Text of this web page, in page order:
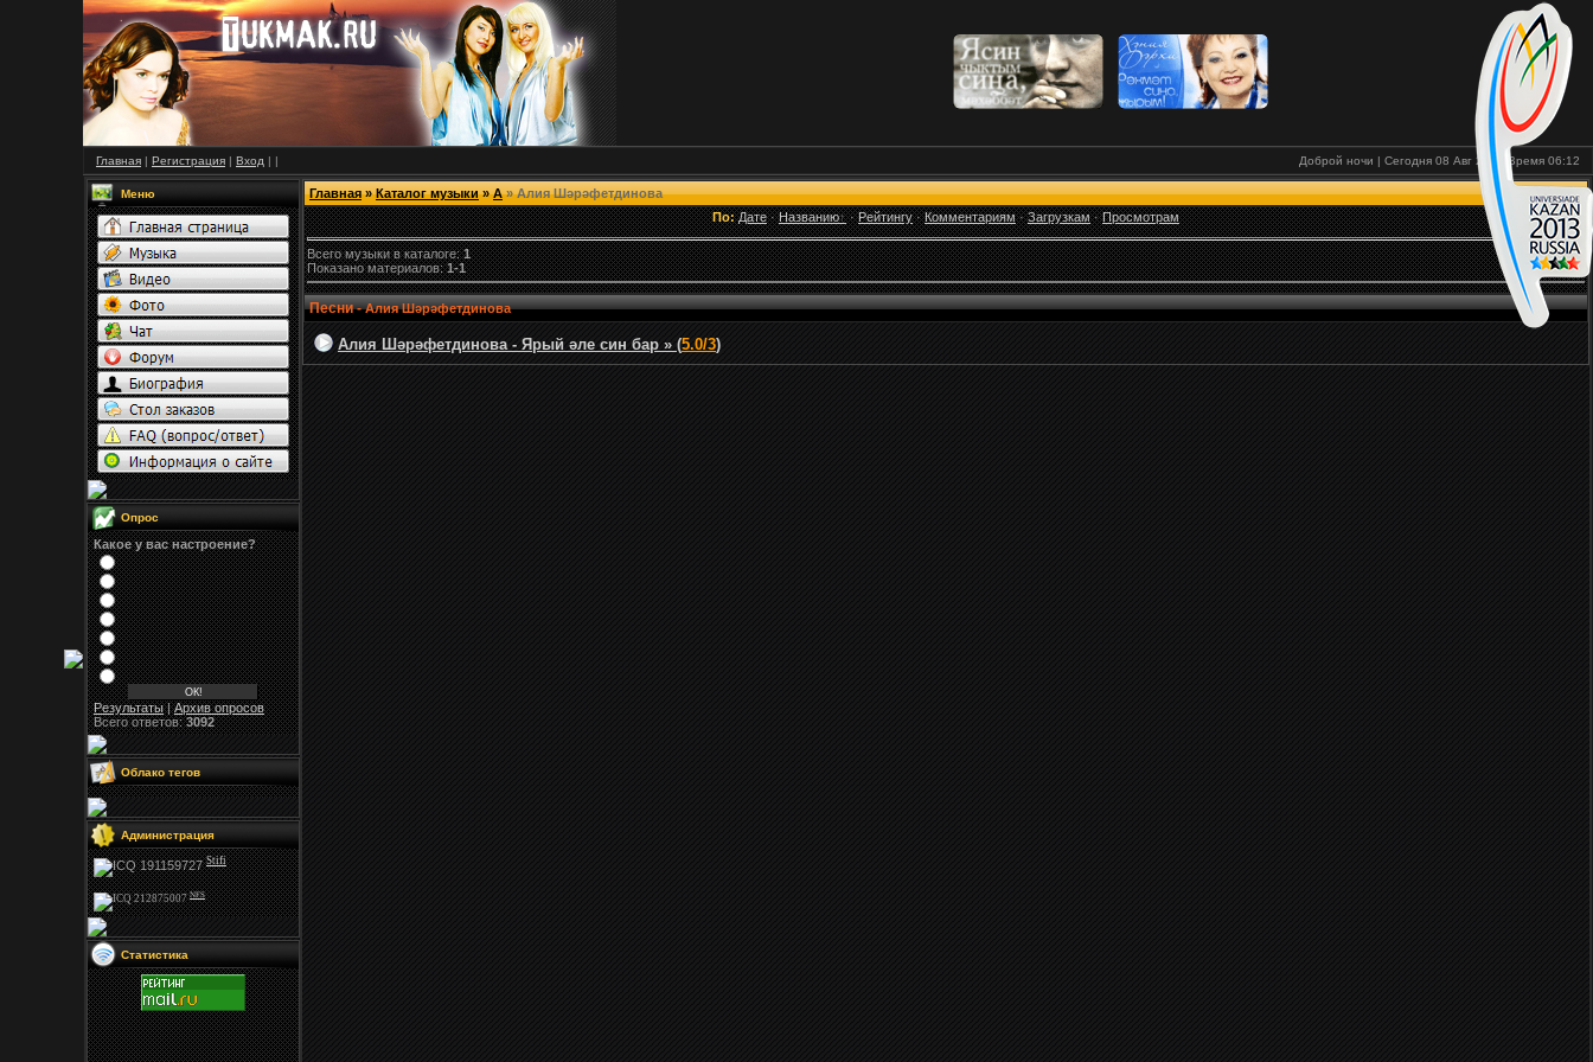
Главная | Регистрация | Вход | | Доброй ночи | Сегодня 08 Авг 2026 Время 06:12
Меню
Опрос
Какое у вас настроение?
Результаты|Архив опросов
Всего ответов:3092
Облако тегов
Администрация
Stifi
NFS
Статистика
Главная»Каталог музыки»А» Алия Шәрәфетдинова
По: Дате·Названию ·Рейтингу·Комментариям·Загрузкам·Просмотрам
Всего музыки в каталоге:1
Показано материалов:1-1
Песни -Алия Шәрәфетдинова
Алия Шәрәфетдинова - Ярый әле син бар » (5.0/3)